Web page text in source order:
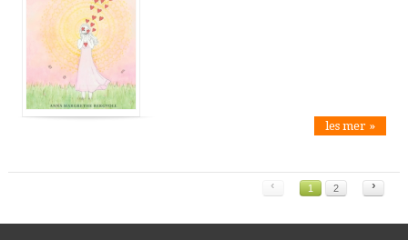
les mer »
‹ 1 2 ›